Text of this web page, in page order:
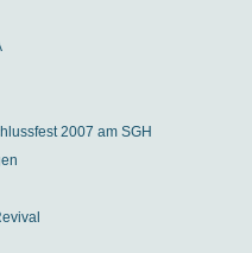
2007 am SGH